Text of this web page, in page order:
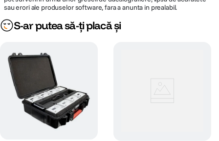
sau erori ale produselor software, fara a anunta in prealabil.
S-ar putea să-ți placă și